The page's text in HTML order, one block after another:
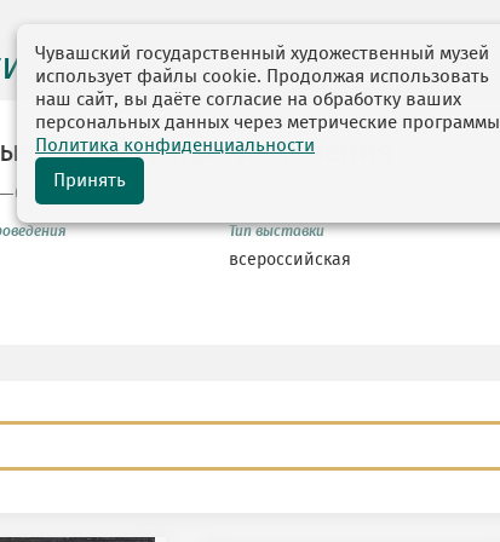
выставок
ворота / Против течения
Тип выставки
всероссийская
Чувашский государственный художественный музей
использует файлы cookie. Продолжая использовать
наш сайт, вы даёте согласие на обработку ваших
персональных данных через метрические
Политика конфиденциальности
Принять